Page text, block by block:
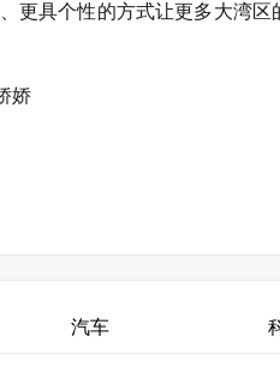
更具个性的方式让更多大湾
娇